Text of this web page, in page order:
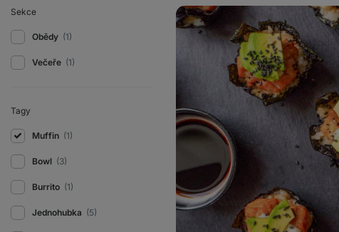
Sekce
Obědy (1)
Večeře (1)
Tagy
Muffin (1)
Bowl (3)
Burrito (1)
Jednohubka (5)
Domácí
sushi
muffiny